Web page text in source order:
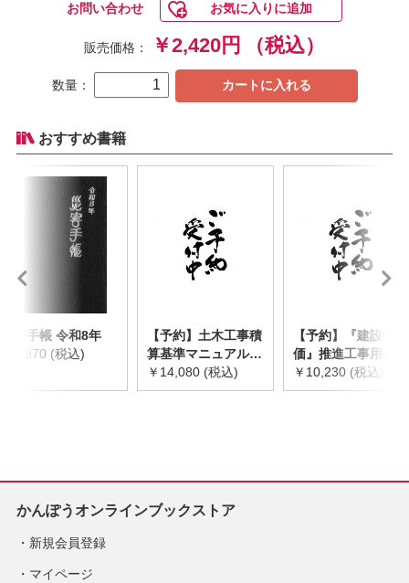
お問い合わせ お気に入りに追加
販売価格： ￥2,420円 （税込）
数量： カートに入れる
おすすめ書籍
災害手帳 令和8年
￥2,970 (税込)
【予約】土木工事積
算基準マニュアル
令和8年度版
※2026年8月下旬発
￥14,080 (税込)
【予約】『建設物
価』推進工事用機械
器具等基礎価格表
2026年度版
￥10,230 (税込)
かんぽうオンラインブックストア
新規会員登録
マイページ